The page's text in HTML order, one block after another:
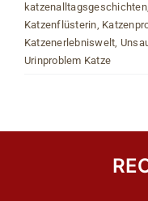
katzenalltagsgeschichten,
Katzenflüsterin,
Katzenerlebniswelt,
Urinproblem Katze